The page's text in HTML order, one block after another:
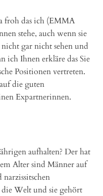
froh das ich (EMMA
stehe, auch wenn sie
gar nicht sehen und
ich Ihnen erkläre das Sie
Positionen vertreten.
die guten
Expartnerinnen.
aufhalten? Der hat
Alter sind Männer auf
Welt und sie gehört